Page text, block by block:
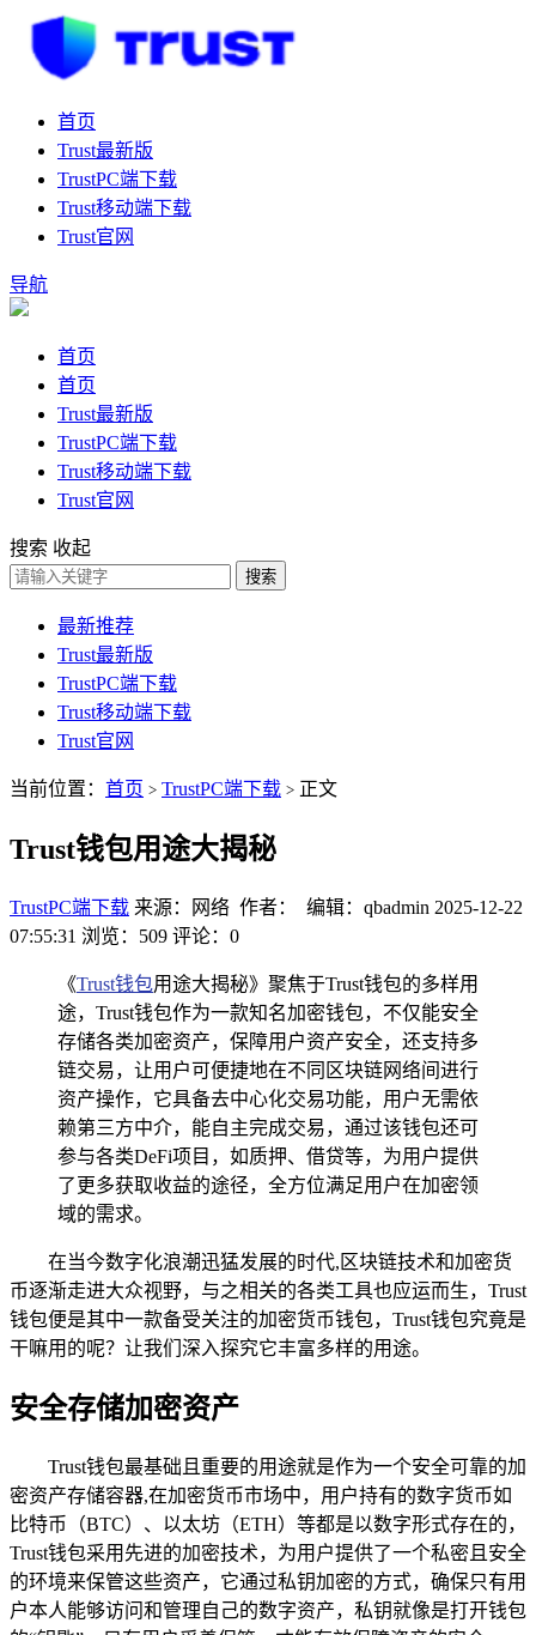
首页
Trust最新版
TrustPC端下载
Trust移动端下载
Trust官网
导航
首页
首页
Trust最新版
TrustPC端下载
Trust移动端下载
Trust官网
搜索 收起
搜索
最新推荐
Trust最新版
TrustPC端下载
Trust移动端下载
Trust官网
当前位置： 首页 > TrustPC端下载 > 正文
Trust钱包用途大揭秘
TrustPC端下载 来源：网络 作者： 编辑：qbadmin 2025-12-22
07:55:31 浏览：509 评论：0
《Trust钱包用途大揭秘》聚焦于Trust钱包的多样用
途，Trust钱包作为一款知名加密钱包，不仅能安全
存储各类加密资产，保障用户资产安全，还支持多
链交易，让用户可便捷地在不同区块链网络间进行
资产操作，它具备去中心化交易功能，用户无需依
赖第三方中介，能自主完成交易，通过该钱包还可
参与各类DeFi项目，如质押、借贷等，为用户提供
了更多获取收益的途径，全方位满足用户在加密领
域的需求。
在当今数字化浪潮迅猛发展的时代,区块链技术和加密货
币逐渐走进大众视野，与之相关的各类工具也应运而生，Trust
钱包便是其中一款备受关注的加密货币钱包，Trust钱包究竟是
干嘛用的呢？让我们深入探究它丰富多样的用途。
安全存储加密资产
Trust钱包最基础且重要的用途就是作为一个安全可靠的加
密资产存储容器,在加密货币市场中，用户持有的数字货币如
比特币（BTC）、以太坊（ETH）等都是以数字形式存在的，
Trust钱包采用先进的加密技术，为用户提供了一个私密且安全
的环境来保管这些资产，它通过私钥加密的方式，确保只有用
户本人能够访问和管理自己的数字资产，私钥就像是打开钱包